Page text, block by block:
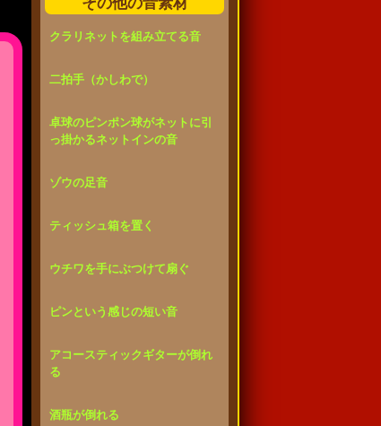
クラリネットを組み立てる音
二拍手（かしわで）
卓球のピンポン球がネットに引
っ掛かるネットインの音
ゾウの足音
ティッシュ箱を置く
ウチワを手にぶつけて扇ぐ
ピンという感じの短い音
アコースティックギターが倒れ
る
酒瓶が倒れる